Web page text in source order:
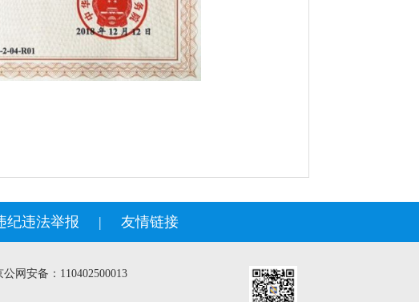
纪违法举报 | 友情链接
公网安备：110402500013